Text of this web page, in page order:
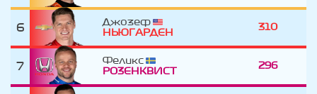
6
Джозеф
НЬЮГАРДЕН
310
7
Феликс
РОЗЕНКВИСТ
296